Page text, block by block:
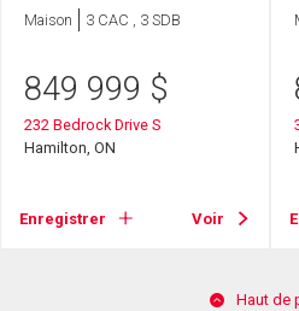
Maison 3 CAC , 3 SDB
849 999 $
232 Bedrock Drive S
Hamilton, ON
Enregistrer Voir
Haut de